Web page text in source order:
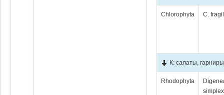
Chlorophyta C.
К: салаты,
Rhodophyta
simplex